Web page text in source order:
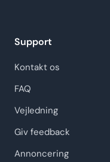
Support
Kontakt os
FAQ
Vejledning
Giv feedback
Annoncering